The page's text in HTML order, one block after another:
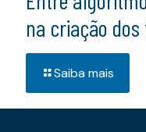
na criação
Saiba mais